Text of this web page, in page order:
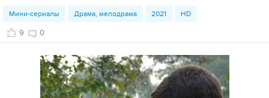
Мини-сериалы Драма, мелодрама 2021 HD
9 0